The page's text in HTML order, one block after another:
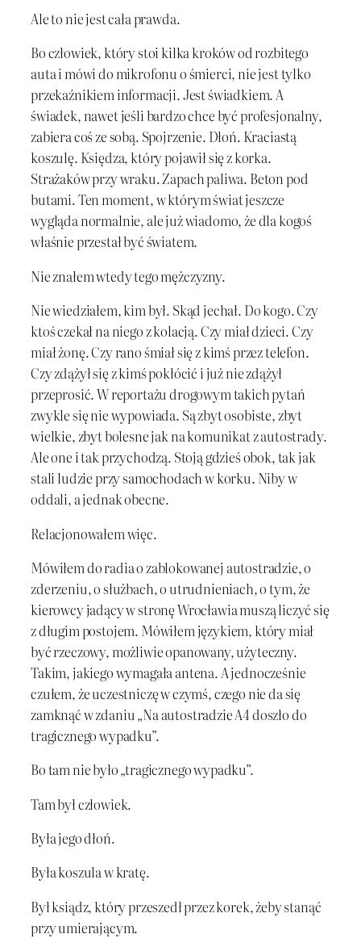
Ale to nie jest cała prawda.
Bo człowiek, który stoi kilka kroków od rozbitego
auta i mówi do mikrofonu o śmierci, nie jest tylko
przekaźnikiem informacji. Jest świadkiem. A
świadek, nawet jeśli bardzo chce być profesjonalny,
zabiera coś ze sobą. Spojrzenie. Dłoń. Kraciastą
koszulę. Księdza, który pojawił się z korka.
Strażaków przy wraku. Zapach paliwa. Beton pod
butami. Ten moment, w którym świat jeszcze
wygląda normalnie, ale już wiadomo, że dla kogoś
właśnie przestał być światem.
Nie znałem wtedy tego mężczyzny.
Nie wiedziałem, kim był. Skąd jechał. Do kogo. Czy
ktoś czekał na niego z kolacją. Czy miał dzieci. Czy
miał żonę. Czy rano śmiał się z kimś przez telefon.
Czy zdążył się z kimś pokłócić i już nie zdążył
przeprosić. W reportażu drogowym takich pytań
zwykle się nie wypowiada. Są zbyt osobiste, zbyt
wielkie, zbyt bolesne jak na komunikat z autostrady.
Ale one i tak przychodzą. Stoją gdzieś obok, tak jak
stali ludzie przy samochodach w korku. Niby w
oddali, a jednak obecne.
Relacjonowałem więc.
Mówiłem do radia o zablokowanej autostradzie, o
zderzeniu, o służbach, o utrudnieniach, o tym, że
kierowcy jadący w stronę Wrocławia muszą liczyć się
z długim postojem. Mówiłem językiem, który miał
być rzeczowy, możliwie opanowany, użyteczny.
Takim, jakiego wymagała antena. A jednocześnie
czułem, że uczestniczę w czymś, czego nie da się
zamknąć w zdaniu „Na autostradzie A4 doszło do
tragicznego wypadku”.
Bo tam nie było „tragicznego wypadku”.
Tam był człowiek.
Była jego dłoń.
Była koszula w kratę.
Był ksiądz, który przeszedł przez korek, żeby stanąć
przy umierającym.